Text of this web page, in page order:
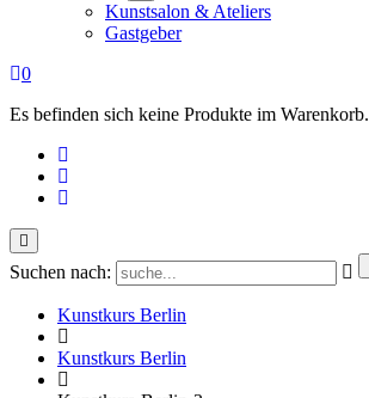
Kunstsalon & Ateliers
Gastgeber
0
Es befinden sich keine Produkte im Warenkorb.
Suchen nach:
Kunstkurs Berlin
Kunstkurs Berlin